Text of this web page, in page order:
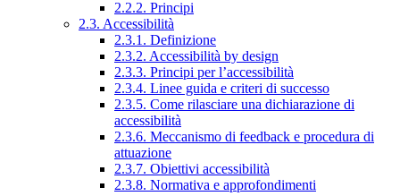
2.2.2. Principi
2.3. Accessibilità
2.3.1. Definizione
2.3.2. Accessibilità by design
2.3.3. Principi per l’accessibilità
2.3.4. Linee guida e criteri di successo
2.3.5. Come rilasciare una dichiarazione di
accessibilità
2.3.6. Meccanismo di feedback e procedura di
attuazione
2.3.7. Obiettivi accessibilità
2.3.8. Normativa e approfondimenti